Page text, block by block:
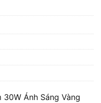
Ánh Sáng Vàng